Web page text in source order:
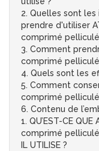
2. Quelles sont
prendre d'utiliser
comprimé
3. Comment
comprimé
4. Quels sont les
5. Comment
comprimé
6. Contenu de
1. QU’EST-CE
comprimé pelliculé
IL UTILISE ?